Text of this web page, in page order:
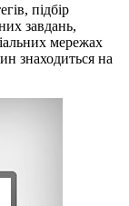
підбір
завдань,
мережах
знаходиться на